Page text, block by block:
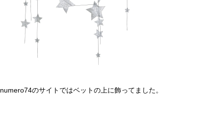
numero74のサイトではベットの上に飾ってました。